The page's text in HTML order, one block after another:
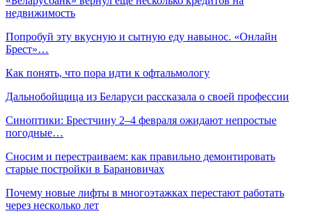
недвижимость
Попробуй эту вкусную и сытную еду навынос. «Онлайн
Брест»…
Как понять, что пора идти к офтальмологу
Дальнобойщица из Беларуси рассказала о своей профессии
Синоптики: Брестчину 2–4 февраля ожидают непростые
погодные…
Сносим и перестраиваем: как правильно демонтировать
старые постройки в Барановичах
Почему новые лифты в многоэтажках перестают работать
через несколько лет